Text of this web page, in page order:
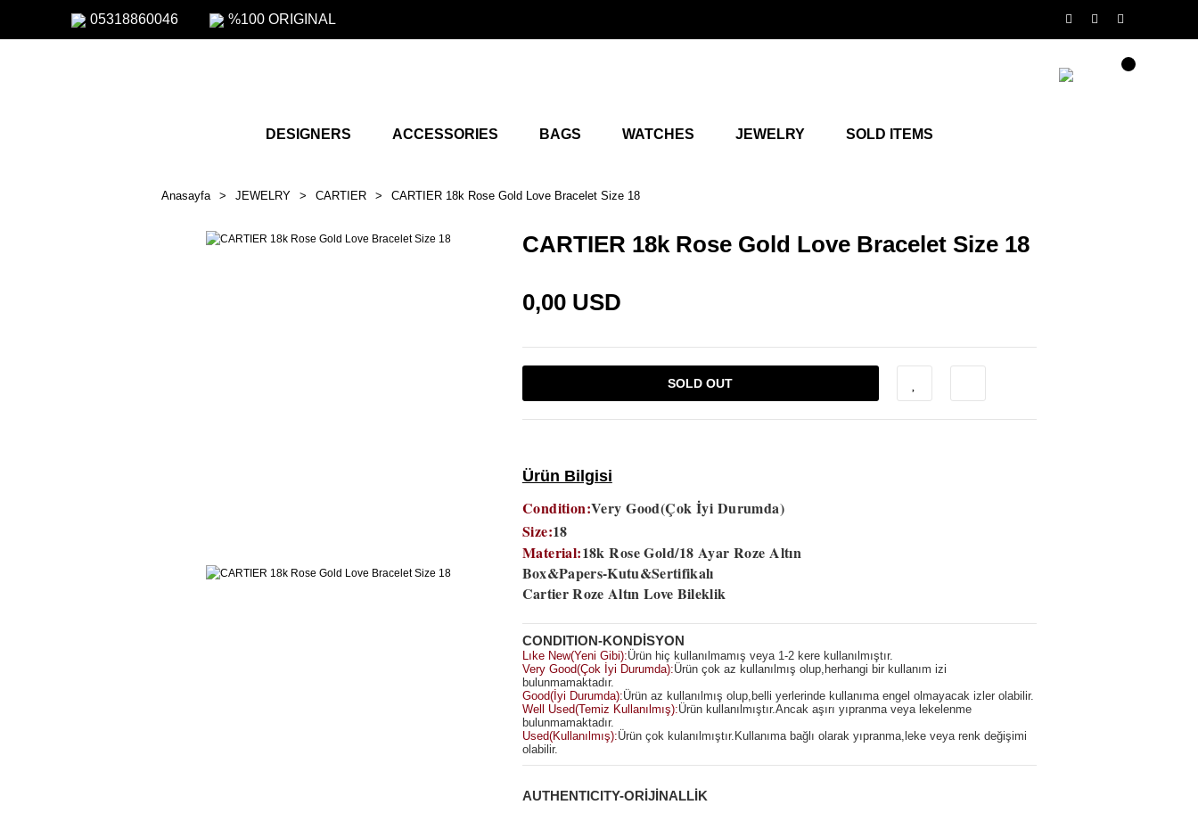
05318860046 %100 ORIGINAL
DESIGNERS ACCESSORIES BAGS WATCHES JEWELRY SOLD ITEMS
Anasayfa JEWELRY CARTIER CARTIER 18k Rose Gold Love Bracelet Size 18
CARTIER 18k Rose Gold Love Bracelet Size 18
0,00 USD
SOLD OUT
Ürün Bilgisi
Condition:Very Good(Çok İyi Durumda)
Size:18
Material:18k Rose Gold/18 Ayar Roze Altın
Box&Papers-Kutu&Sertifikalı
Cartier Roze Altın Love Bileklik
CONDITION-KONDİSYON
Lıke New(Yeni Gibi):Ürün hiç kullanılmamış veya 1-2 kere kullanılmıştır.
Very Good(Çok İyi Durumda):Ürün çok az kullanılmış olup,herhangi bir kullanım izi
bulunmamaktadır.
Good(İyi Durumda):Ürün az kullanılmış olup,belli yerlerinde kullanıma engel olmayacak izler olabilir.
Well Used(Temiz Kullanılmış):Ürün kullanılmıştır.Ancak aşırı yıpranma veya lekelenme
bulunmamaktadır.
Used(Kullanılmış):Ürün çok kulanılmıştır.Kullanıma bağlı olarak yıpranma,leke veya renk değişimi
olabilir.
AUTHENTICITY-ORİJİNALLİK